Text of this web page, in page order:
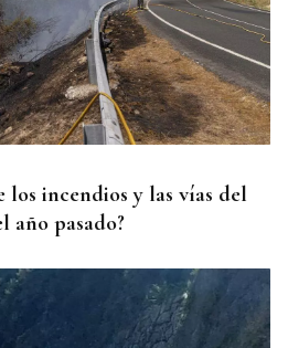
los incendios y las vías del
año pasado?